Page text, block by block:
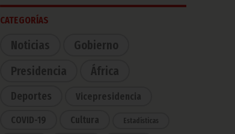
CATEGORÍAS
Noticias
Gobierno
Presidencia
África
Deportes Vicepresidencia
COVID-19 Cultura Estadísticas